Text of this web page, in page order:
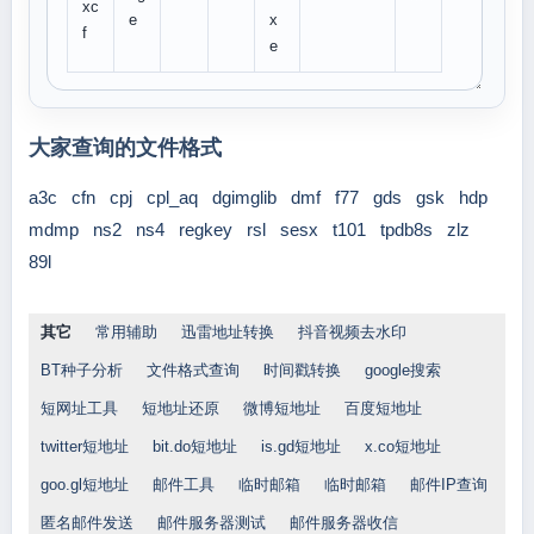
xc
f
e
x
e
大家查询的文件格式
a3c cfn cpj cpl_aq dgimglib dmf f77 gds gsk
hdp
mdmp
ns2 ns4 regkey rsl sesx t101 tpdb8s
zlz
89l
其它 常用辅助 迅雷地址转换 抖音视频去水印
BT种子分析 文件格式查询 时间戳转换 google搜索
短网址工具 短地址还原 微博短地址 百度短地址
twitter短地址 bit.do短地址 is.gd短地址 x.co短地址
goo.gl短地址 邮件工具 临时邮箱 临时邮箱 邮件IP查询
匿名邮件发送 邮件服务器测试 邮件服务器收信